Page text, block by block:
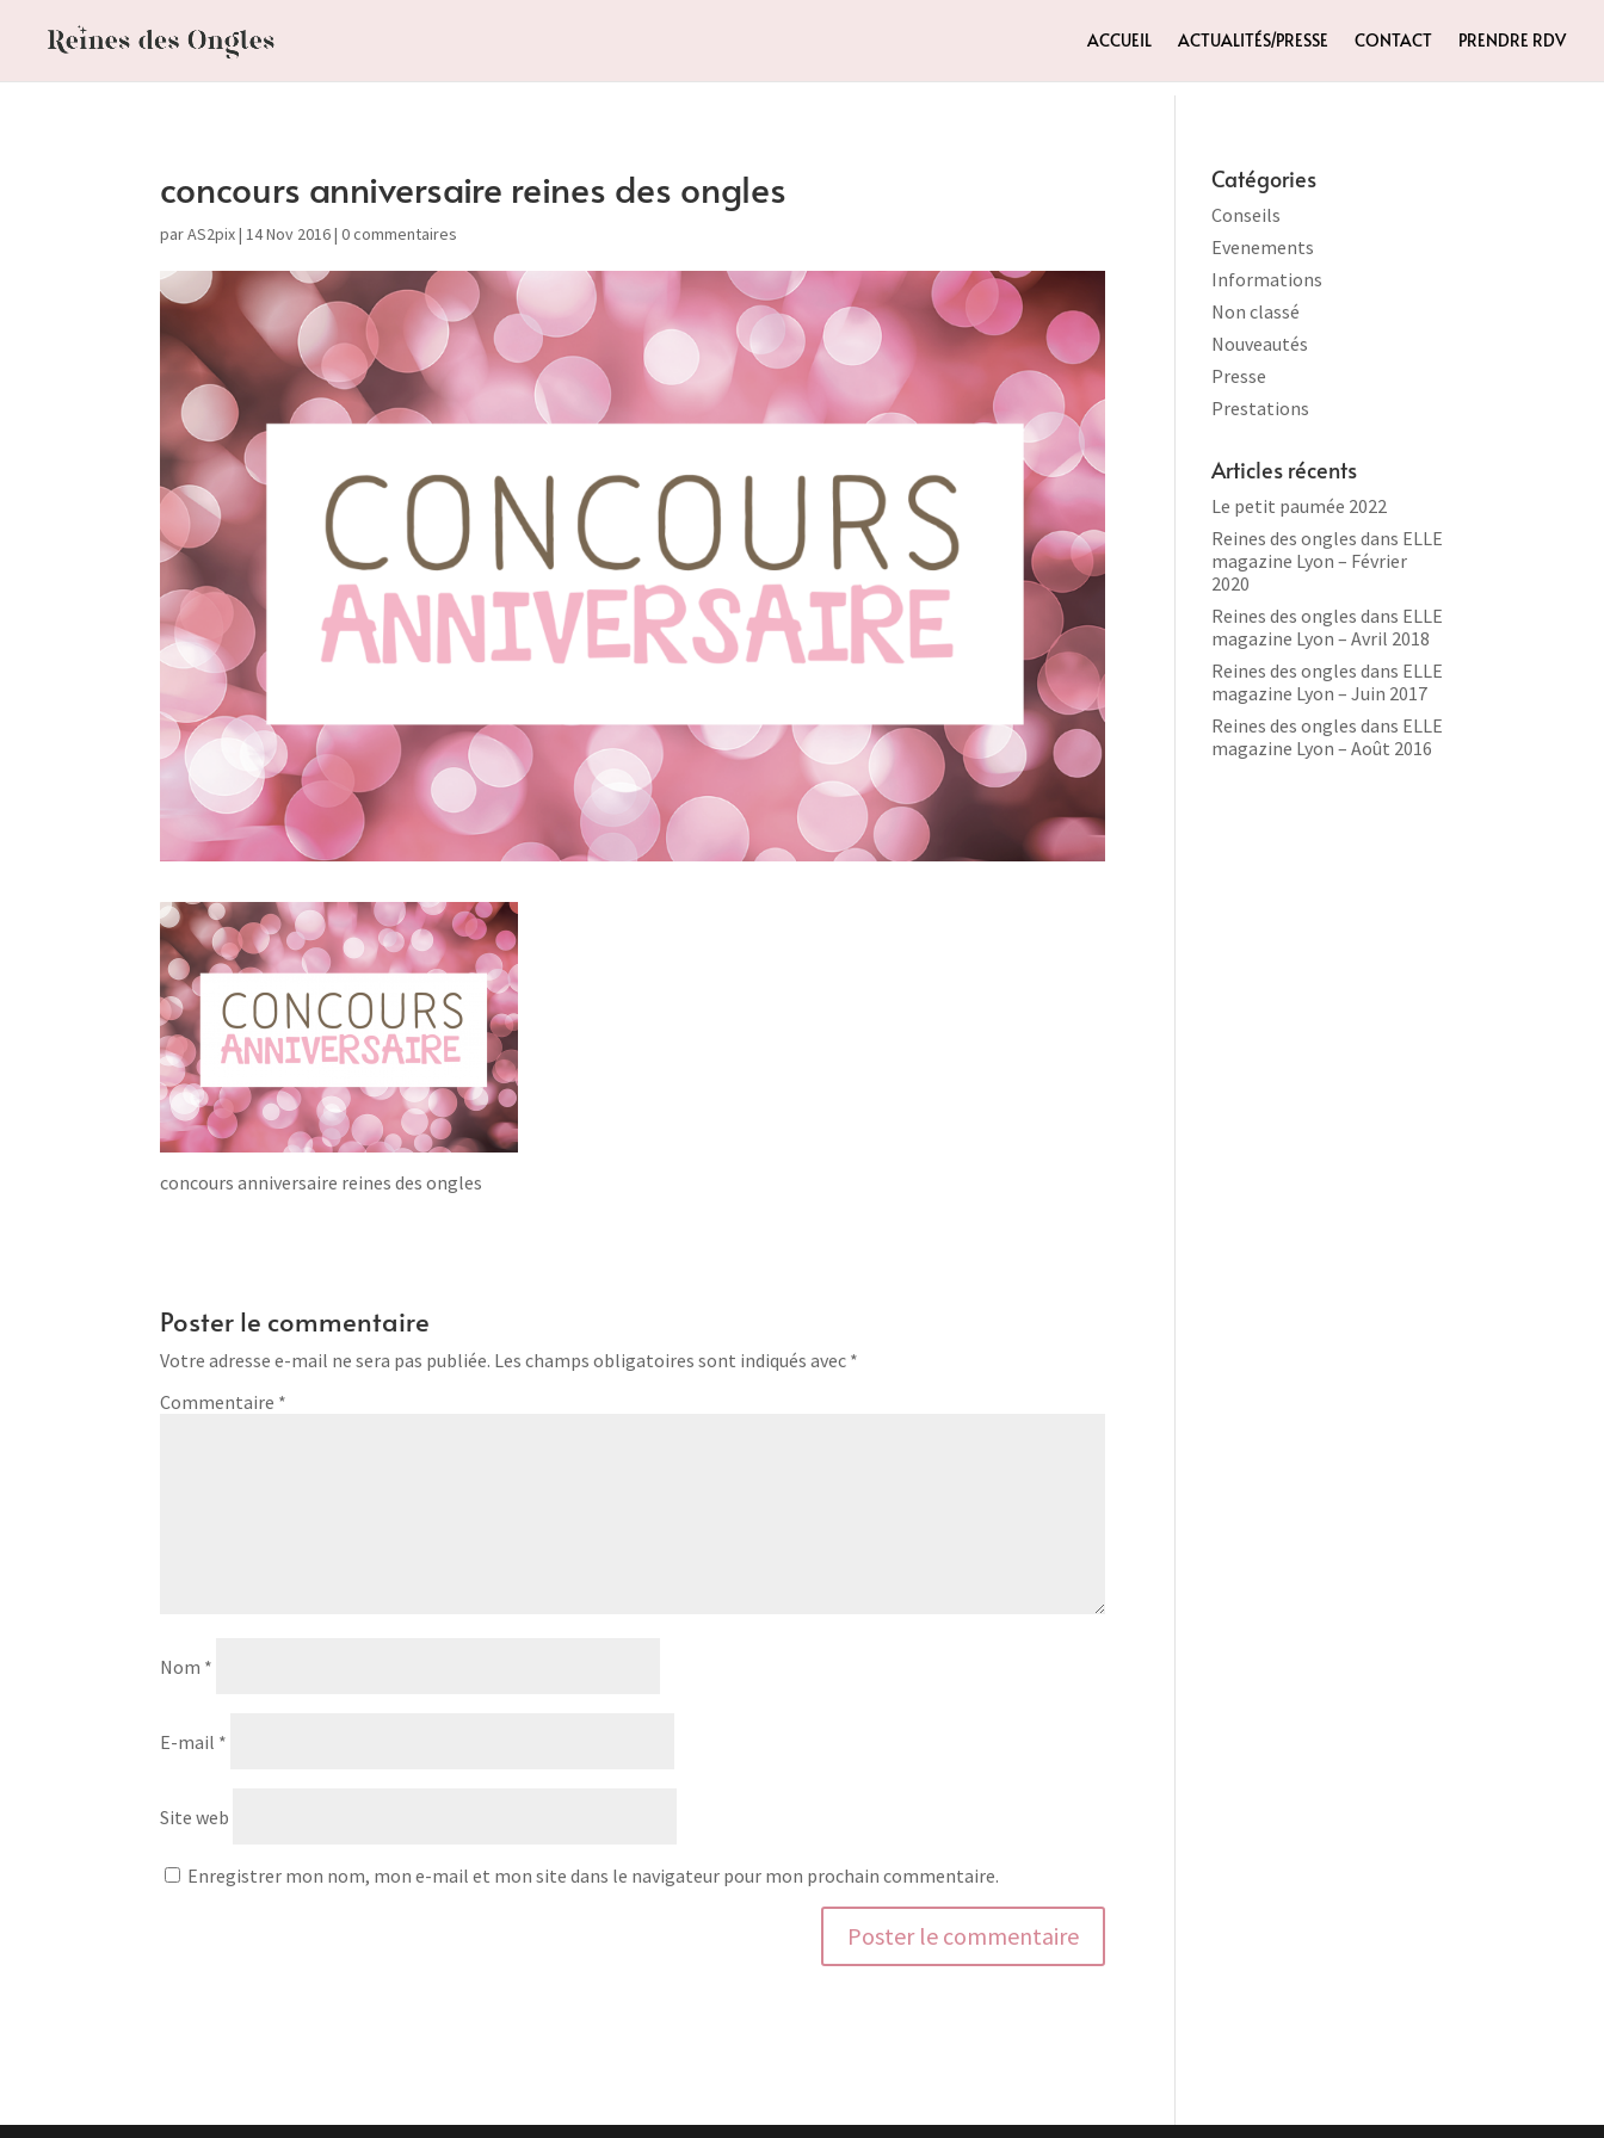
ACCUEIL ACTUALITÉS/PRESSE CONTACT PRENDRE RDV
concours anniversaire reines des ongles
parAS2pix|14 Nov 2016|0 commentaires
concours anniversaire reines des ongles
Poster le commentaire
Votre adresse e-mail ne sera pas publiée. Les champs obligatoires sont indiqués avec *
Commentaire *
Nom *
E-mail *
Site web
Enregistrer mon nom, mon e-mail et mon site dans le navigateur pour mon prochain commentaire.
Catégories
Conseils
Evenements
Informations
Non classé
Nouveautés
Presse
Prestations
Articles récents
Le petit paumée 2022
Reines des ongles dans ELLE
magazine Lyon – Février
2020
Reines des ongles dans ELLE
magazine Lyon – Avril 2018
Reines des ongles dans ELLE
magazine Lyon – Juin 2017
Reines des ongles dans ELLE
magazine Lyon – Août 2016